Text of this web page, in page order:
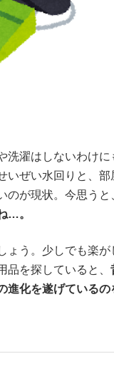
洗濯はしないわけに
いぜい水回りと、部
が現状。今思うと
…。
ょう。少しでも楽が
を探していると、
進化を遂げているの